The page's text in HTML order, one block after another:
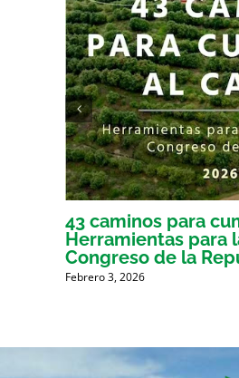
43 caminos para
Herramientas para
Congreso de la
Febrero 3, 2026